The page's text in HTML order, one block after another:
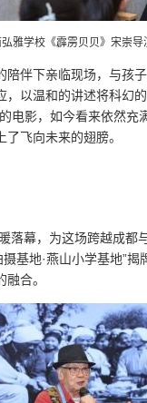
雅学校《霹雳贝贝》宋崇
陪伴下亲临现场，与孩
以温和的讲述将科幻
电影，如今看来依然
飞向未来的翅膀。
落幕，为这场跨越成
基地·燕山小学基地”
合。